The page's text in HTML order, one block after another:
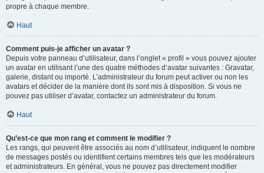
propre à chaque membre.
Haut
Comment puis-je afficher un avatar ?
Depuis votre panneau d’utilisateur, dans l’onglet « profil » vous pouvez ajouter
un avatar en utilisant l’une des quatre méthodes d’avatar suivantes : Gravatar,
galerie, distant ou importé. L’administrateur du forum peut activer ou non les
avatars et décider de la manière dont ils sont mis à disposition. Si vous ne
pouvez pas utiliser d’avatar, contactez un administrateur du forum.
Haut
Qu’est-ce que mon rang et comment le modifier ?
Les rangs, qui peuvent être associés au nom d’utilisateur, indiquent le nombre
de messages postés ou identifient certains membres tels que les modérateurs
et administrateurs. En général, vous ne pouvez pas directement modifier